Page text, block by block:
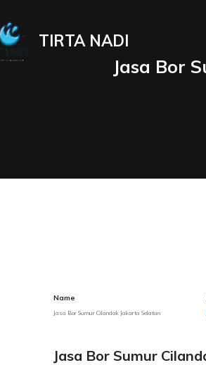
TIRTA NADI
Jasa Bor
Name
Jasa Bor Sumur Cilandak Jakarta Selatan
Jasa Bor Sumur